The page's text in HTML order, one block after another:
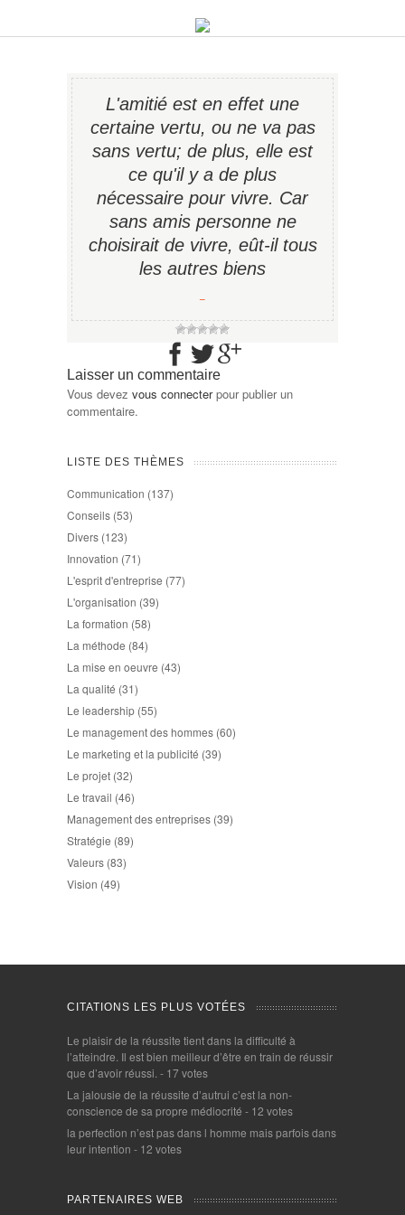
L'amitié est en effet une
certaine vertu, ou ne va pas
sans vertu; de plus, elle est
ce qu'il y a de plus
nécessaire pour vivre. Car
sans amis personne ne
choisirait de vivre, eût-il tous
les autres biens
−
Laisser un commentaire
Vous devez vous connecterpour publier un
commentaire.
LISTE DES THÈMES
Communication (137)
Conseils (53)
Divers (123)
Innovation (71)
L'esprit d'entreprise (77)
L'organisation (39)
La formation (58)
La méthode (84)
La mise en oeuvre (43)
La qualité (31)
Le leadership (55)
Le management des hommes (60)
Le marketing et la publicité (39)
Le projet (32)
Le travail (46)
Management des entreprises (39)
Stratégie (89)
Valeurs (83)
Vision (49)
CITATIONS LES PLUS VOTÉES
Le plaisir de la réussite tient dans la difficulté à
l’atteindre. Il est bien meilleur d’être en train de réussir
que d’avoir réussi. - 17 votes
La jalousie de la réussite d’autrui c’est la non-
conscience de sa propre médiocrité - 12 votes
la perfection n’est pas dans l homme mais parfois dans
leur intention - 12 votes
PARTENAIRES WEB